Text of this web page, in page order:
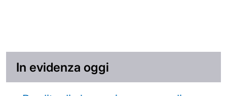
In evidenza oggi